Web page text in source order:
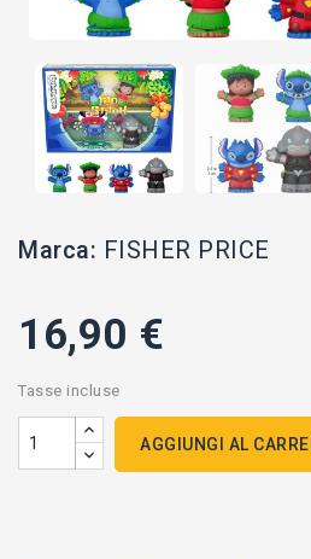
Marca: FISHER PRICE
16,90 €
Tasse incluse
AGGIUNGI AL